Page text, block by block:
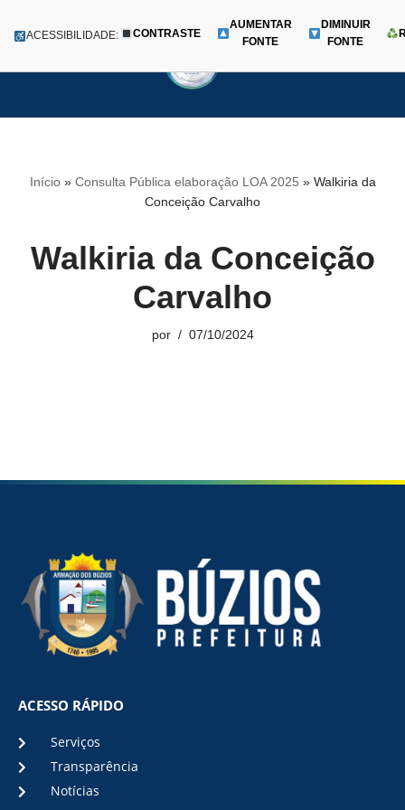
para
Menu
ACESSIBILIDADE: CONTRASTE
AUMENTAR
FONTE
DIMINUIR
FONTE
Início» Consulta Pública elaboração LOA 2025 » Walkiria da
Conceição Carvalho
Walkiria da Conceição
Carvalho
por 07/10/2024
ACESSO RÁPIDO
Serviços
Transparência
Notícias